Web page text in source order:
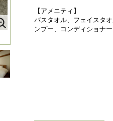
【アメニティ】
バスタオル、フェイスタ
ンプー、コンディショナー